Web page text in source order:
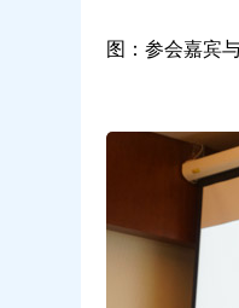
图：参会嘉宾